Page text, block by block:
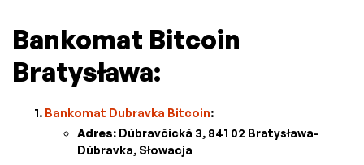
Bankomat Bitcoin
Bratysława:
Bankomat Dubravka Bitcoin:
Adres: Dúbravčická 3, 841 02 Bratysława-
Dúbravka, Słowacja